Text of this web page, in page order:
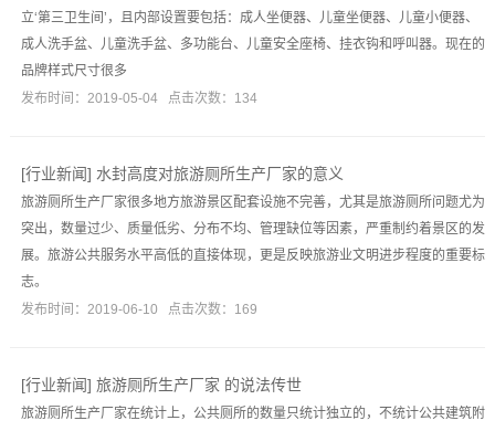
立‘第三卫生间’，且内部设置要包括：成人坐便器、儿童坐便器、儿童小便器、
成人洗手盆、儿童洗手盆、多功能台、儿童安全座椅、挂衣钩和呼叫器。现在的
品牌样式尺寸很多
发布时间：2019-05-04 点击次数：134
[行业新闻] 水封高度对旅游厕所生产厂家的意义
旅游厕所生产厂家很多地方旅游景区配套设施不完善，尤其是旅游厕所问题尤为
突出，数量过少、质量低劣、分布不均、管理缺位等因素，严重制约着景区的发
展。旅游公共服务水平高低的直接体现，更是反映旅游业文明进步程度的重要标
志。
发布时间：2019-06-10 点击次数：169
[行业新闻] 旅游厕所生产厂家 的说法传世
旅游厕所生产厂家在统计上，公共厕所的数量只统计独立的，不统计公共建筑附